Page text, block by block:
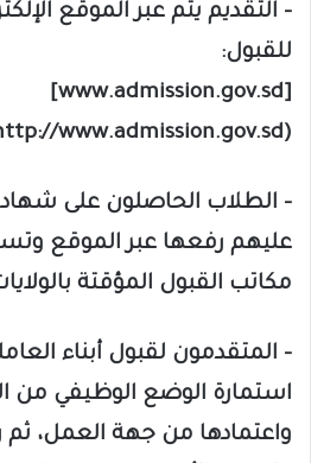
– التقديم يتم عبر الموقع
للقبول:
[www.admission.gov.sd]
(http://www.admission.gov.sd)
– الطلاب الحاصلون على
عليهم رفعها عبر الموقع
مكاتب القبول المؤقتة
– المتقدمون لقبول أبناء
استمارة الوضع الوظيفي من
واعتمادها من جهة العمل، ثم